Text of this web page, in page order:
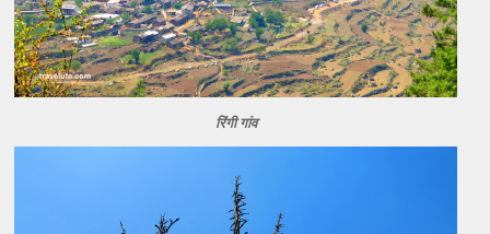
रिंगी गांव